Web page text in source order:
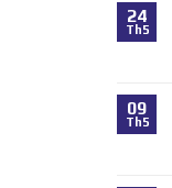
24
Th5
09
Th5